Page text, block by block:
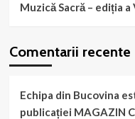
Muzică Sacră – ediția a
Comentarii recente
Echipa din Bucovina
publicației MAGAZIN